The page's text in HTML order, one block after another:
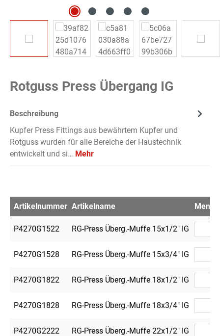
Rotguss Press Übergang IG
Beschreibung
Kupfer Press Fittings aus bewährtem Kupfer und
Rotguss wurden für alle Bereiche der Haustechnik
entwickelt und si… Mehr
Artikelnummer Artikelname Menge
P4270G1522 RG-Press Überg.-Muffe 15x1/2" IG
P4270G1528 RG-Press Überg.-Muffe 15x3/4" IG
P4270G1822 RG-Press Überg.-Muffe 18x1/2" IG
P4270G1828 RG-Press Überg.-Muffe 18x3/4" IG
P4270G2222 RG-Press Überg.-Muffe 22x1/2" IG